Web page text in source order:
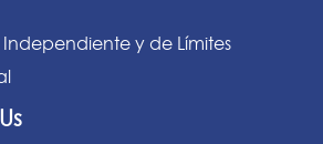
y de Límites